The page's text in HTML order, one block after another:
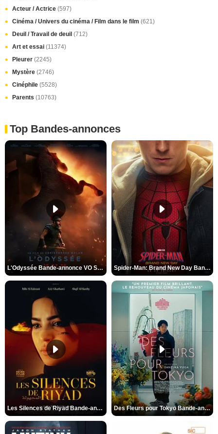
Acteur / Actrice (597)
Cinéma / Univers du cinéma / Film dans le film (621)
Deuil / Travail de deuil (712)
Art et essai (11374)
Pleurer (2245)
Mystère (2746)
Cinéphile (5528)
Parents (10763)
Top Bandes-annonces
L'Odyssée Bande-annonce VO STFR Spider-Man: Brand New Day Bande-annonce VO STFR
Les Silences de Riyad Bande-annonce VO STFR Des Fleurs pour Tokyo Bande-annonce VO STFR